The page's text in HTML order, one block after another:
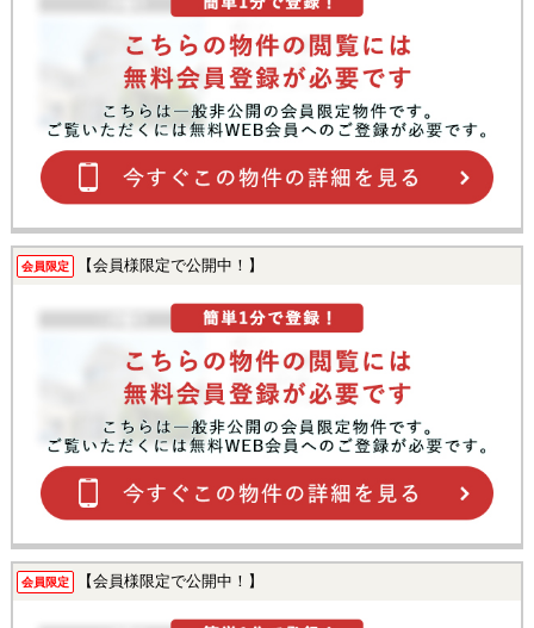
会員限定 【会員様限定で公開中！】
会員限定 【会員様限定で公開中！】